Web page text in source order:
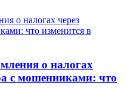
о налогах
с мошенниками: что